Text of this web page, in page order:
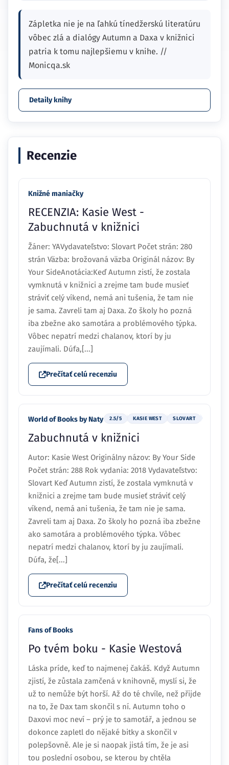
Zápletka nie je na ľahkú tínedžerskú literatúru
vôbec zlá a dialógy Autumn a Daxa v knižnici
patria k tomu najlepšiemu v knihe. //
Monicqa.sk
Detaily knihy
Recenzie
Knižné maniačky
RECENZIA: Kasie West -
Zabuchnutá v knižnici
Žáner: YAVydavateľstvo: Slovart Počet strán: 280
strán Väzba: brožovaná väzba Originál názov: By
Your SideAnotácia:Keď Autumn zistí, že zostala
vymknutá v knižnici a zrejme tam bude musieť
stráviť celý víkend, nemá ani tušenia, že tam nie
je sama. Zavreli tam aj Daxa. Zo školy ho pozná
iba zbežne ako samotára a problémového týpka.
Vôbec nepatrí medzi chalanov, ktorí by ju
zaujímali. Dúfa,[...]
Prečítať celú recenziu
World of Books by Naty 2.5/5 KASIE WEST SLOVART
Zabuchnutá v knižnici
Autor: Kasie West Originálny názov: By Your Side
Počet strán: 288 Rok vydania: 2018 Vydavateľstvo:
Slovart Keď Autumn zistí, že zostala vymknutá v
knižnici a zrejme tam bude musieť stráviť celý
víkend, nemá ani tušenia, že tam nie je sama.
Zavreli tam aj Daxa. Zo školy ho pozná iba zbežne
ako samotára a problémového týpka. Vôbec
nepatrí medzi chalanov, ktorí by ju zaujímali.
Dúfa, že[...]
Prečítať celú recenziu
Fans of Books
Po tvém boku - Kasie Westová
Láska príde, keď to najmenej čakáš. Když Autumn
zjistí, že zůstala zamčená v knihovně, myslí si, že
už to nemůže být horší. Až do té chvíle, než přijde
na to, že Dax tam skončil s ní. Autumn toho o
Daxovi moc neví – prý je to samotář, a jednou se
dokonce zapletl do nějaké bitky a skončil v
polepšovně. Ale je si naopak jistá tím, že je asi
tou poslední osobou, se kterou by chtěla